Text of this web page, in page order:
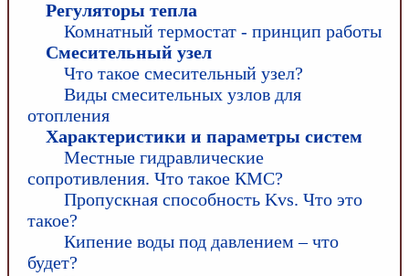
Регуляторы тепла
Комнатный термостат - принцип работы
Смесительный узел
Что такое смесительный узел?
Виды смесительных узлов для
отопления
Характеристики и параметры систем
Местные гидравлические
сопротивления. Что такое КМС?
Пропускная способность Kvs. Что это
такое?
Кипение воды под давлением – что
будет?